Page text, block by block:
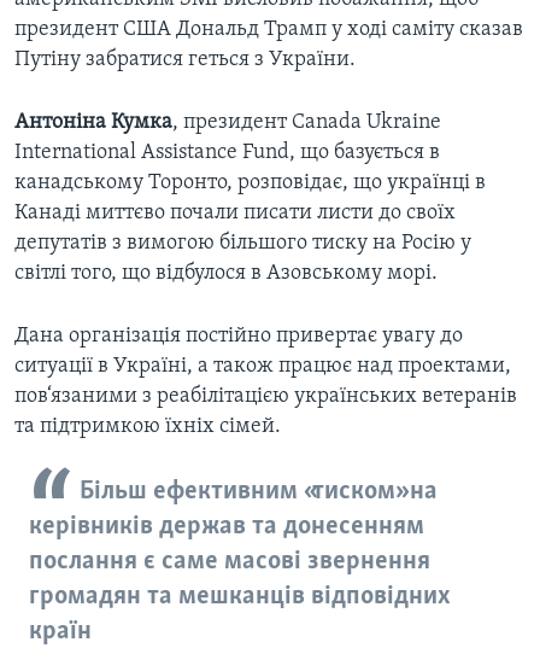
президент США Дональд Трамп у ході саміту сказав
Путіну забратися геться з України.
Антоніна Кумка, президент Canada Ukraine
International Assistance Fund, що базується в
канадському Торонто, розповідає, що українці в
Канаді миттєво почали писати листи до своїх
депутатів з вимогою більшого тиску на Росію у
світлі того, що відбулося в Азовському морі.
Дана організація постійно привертає увагу до
ситуації в Україні, а також працює над проектами,
пов‘язаними з реабілітацією українських ветеранів
та підтримкою їхніх сімей.
Більш ефективним «тиском» на
керівників держав та донесенням
послання є саме масові звернення
громадян та мешканців відповідних
країн